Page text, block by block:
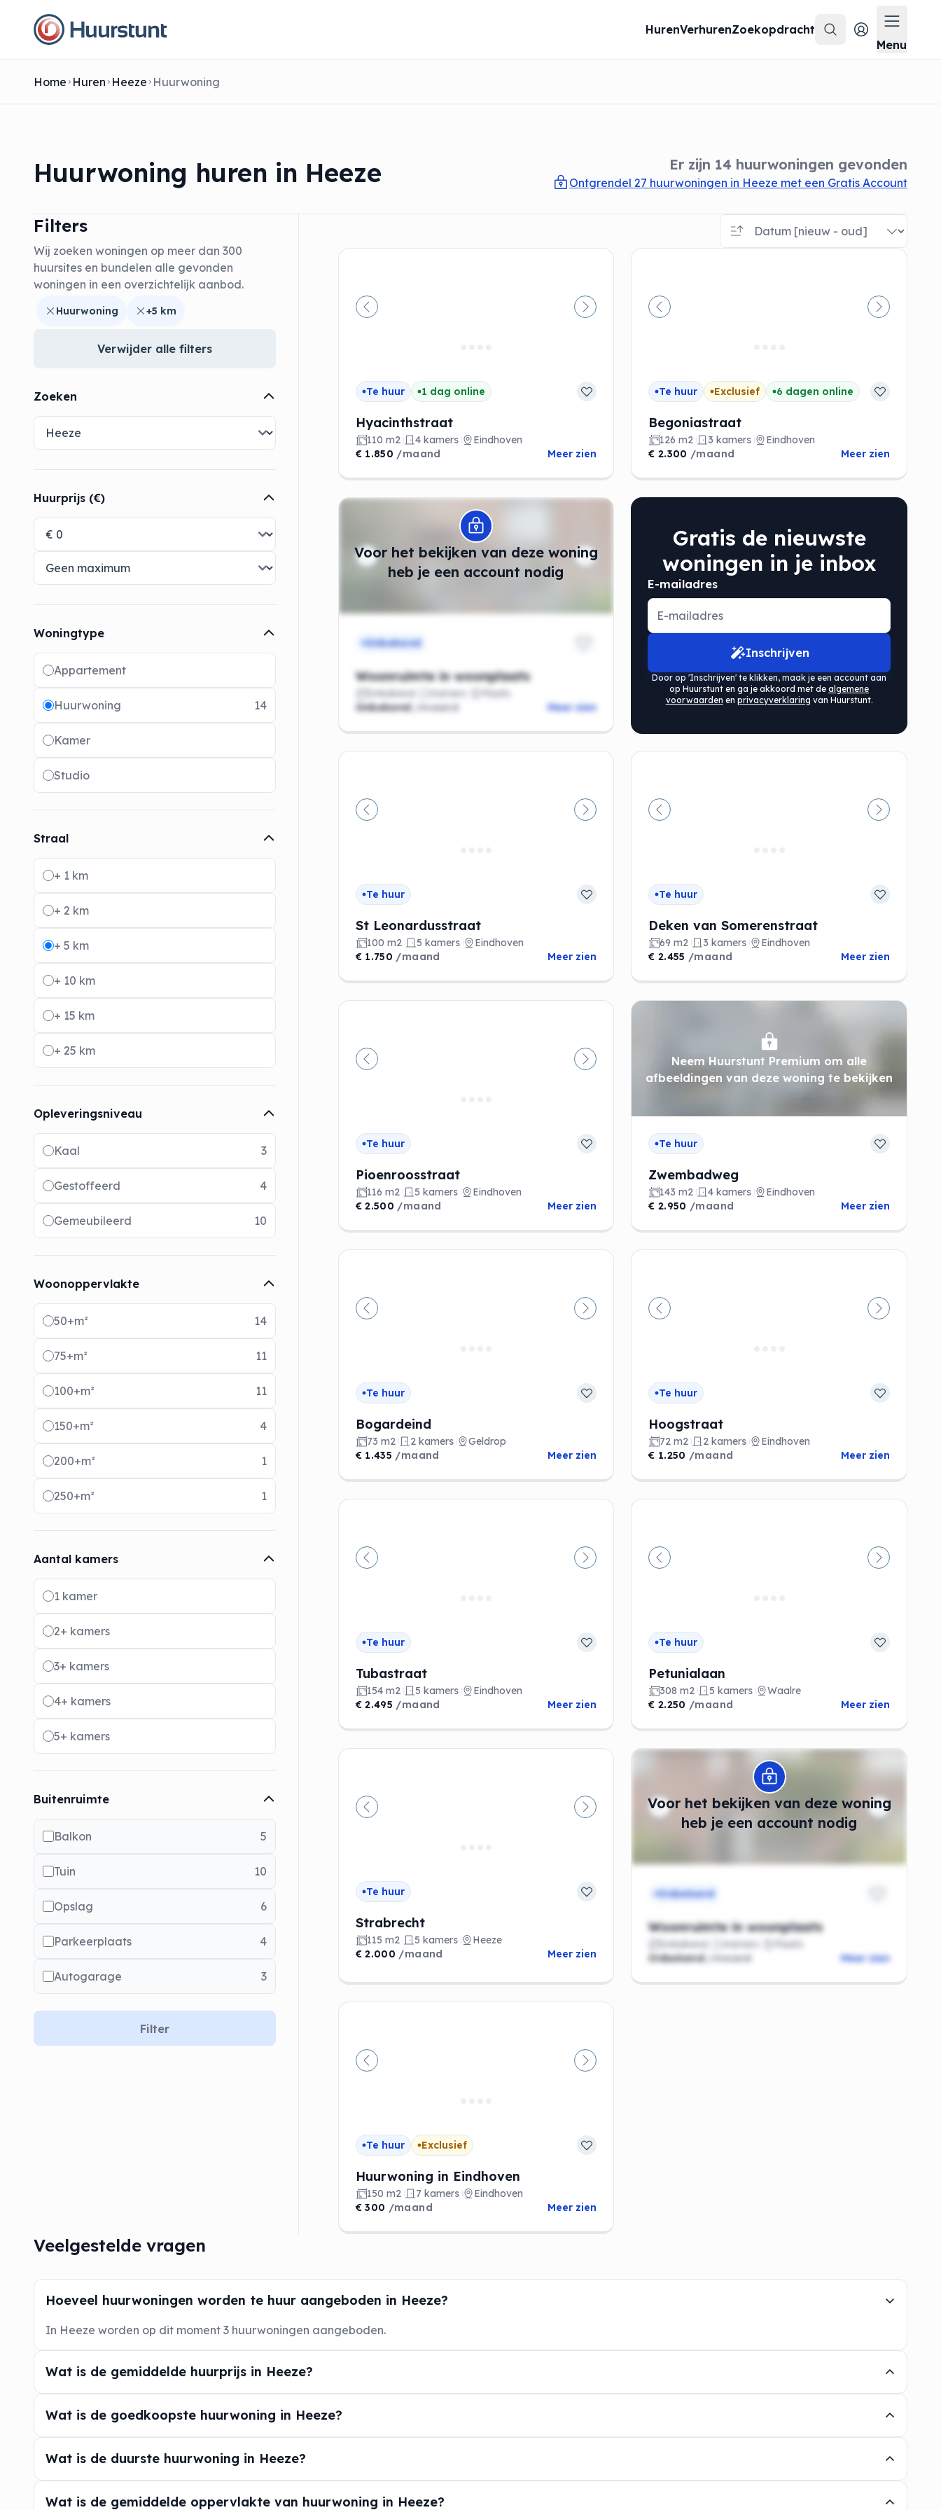
HurenVerhurenZoekopdracht
Zoeken
Menu
Menu
Home Huren Heeze Huurwoning
Huurwoning huren in Heeze Er zijn 14 huurwoningen gevonden
Ontgrendel 27 huurwoningen in Heeze met een Gratis Account
Filters
Wij zoeken woningen op meer dan 300
huursites en bundelen alle gevonden
woningen in een overzichtelijk aanbod.
Huurwoning +5 km
Verwijder alle filters
Zoeken
Huurprijs (€)
Woningtype
Radio buttons
Appartement
Huurwoning 14
Kamer
Studio
Straal
Radio buttons
+ 1 km
+ 2 km
+ 5 km
+ 10 km
+ 15 km
+ 25 km
Opleveringsniveau
Radio buttons
Kaal 3
Gestoffeerd 4
Gemeubileerd 10
Woonoppervlakte
Radio buttons
50+m² 14
75+m² 11
100+m² 11
150+m² 4
200+m² 1
250+m² 1
Aantal kamers
Radio buttons
1 kamer
2+ kamers
3+ kamers
4+ kamers
5+ kamers
Buitenruimte
Balkon 5
Tuin 10
Opslag 6
Parkeerplaats 4
Autogarage 3
Filter
Vorige Volgende
Te huur 1 dag online
Hyacinthstraat
110 m2 4 kamers
Eindhoven
€ 1.850 /maand Meer zien
Vorige Volgende
Te huur Exclusief 6 dagen online
Begoniastraat
126 m2 3 kamers
Eindhoven
€ 2.300 /maand Meer zien
Voor het bekijken van deze woning
heb je een account nodig
Modal openen
Onbekend
Woonruimte in woonplaats
Onbekend Kamers
Plaats
Onbekend
/maand Meer zien
Gratis de nieuwste
woningen in je inbox
E-mailadres
Inschrijven
Door op 'Inschrijven' te klikken, maak je een account aan
op Huurstunt en ga je akkoord met dealgemene
voorwaarden en privacyverklaring van Huurstunt.
Vorige Volgende
Te huur
St Leonardusstraat
100 m2 5 kamers
Eindhoven
€ 1.750 /maand Meer zien
Vorige Volgende
Te huur
Deken van Somerenstraat
69 m2 3 kamers
Eindhoven
€ 2.455 /maand Meer zien
Vorige Volgende
Te huur
Pioenroosstraat
116 m2 5 kamers
Eindhoven
€ 2.500 /maand Meer zien
Neem Huurstunt Premium om alle
afbeeldingen van deze woning te bekijken
Te huur
Zwembadweg
143 m2 4 kamers
Eindhoven
€ 2.950 /maand Meer zien
Vorige Volgende
Te huur
Bogardeind
73 m2 2 kamers
Geldrop
€ 1.435 /maand Meer zien
Vorige Volgende
Te huur
Hoogstraat
72 m2 2 kamers
Eindhoven
€ 1.250 /maand Meer zien
Vorige Volgende
Te huur
Tubastraat
154 m2 5 kamers
Eindhoven
€ 2.495 /maand Meer zien
Vorige Volgende
Te huur
Petunialaan
308 m2 5 kamers
Waalre
€ 2.250 /maand Meer zien
Vorige Volgende
Te huur
Strabrecht
115 m2 5 kamers
Heeze
€ 2.000 /maand Meer zien
Voor het bekijken van deze woning
heb je een account nodig
Modal openen
Onbekend
Woonruimte in woonplaats
Onbekend Kamers
Plaats
Onbekend
/maand Meer zien
Vorige Volgende
Te huur Exclusief
Huurwoning in Eindhoven
150 m2 7 kamers
Eindhoven
€ 300 /maand Meer zien
Veelgestelde vragen
Hoeveel huurwoningen worden te huur aangeboden in Heeze?
In Heeze worden op dit moment 3 huurwoningen aangeboden.
Wat is de gemiddelde huurprijs in Heeze?
Wat is de goedkoopste huurwoning in Heeze?
Wat is de duurste huurwoning in Heeze?
Wat is de gemiddelde oppervlakte van huurwoning in Heeze?